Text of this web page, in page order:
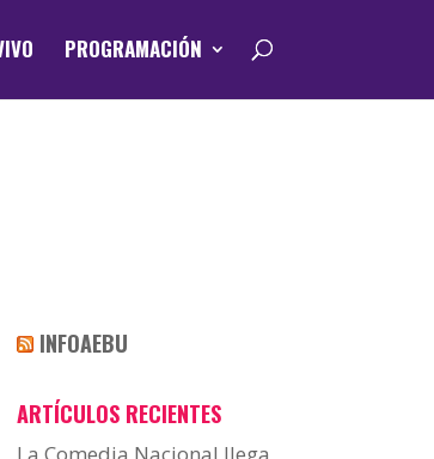
PROGRAMACIÓN
INFOAEBU
ARTÍCULOS RECIENTES